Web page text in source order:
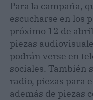
Para la campaña,
escucharse en los
próximo 12 de
piezas
podrán verse en
sociales. También
radio, piezas para
además de piezas